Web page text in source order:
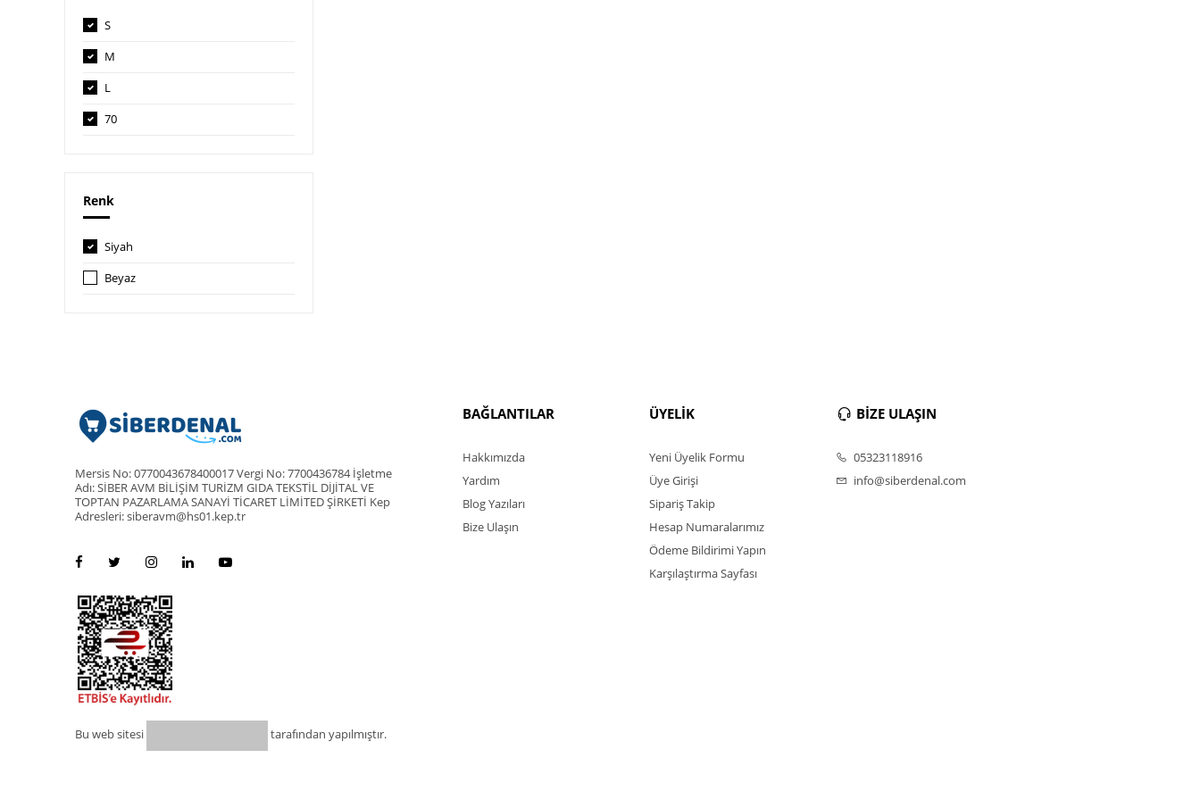
S
M
L
70
Renk
Siyah
Beyaz
Mersis No: 0770043678400017 Vergi No: 7700436784 İşletme
Adı: SİBER AVM BİLİŞİM TURİZM GIDA TEKSTİL DİJİTAL VE
TOPTAN PAZARLAMA SANAYİ TİCARET LİMİTED ŞİRKETİ Kep
Adresleri: siberavm@hs01.kep.tr
Bu web sitesi tarafından yapılmıştır.
BAĞLANTILAR
Hakkımızda
Yardım
Blog Yazıları
Bize Ulaşın
ÜYELİK
Yeni Üyelik Formu
Üye Girişi
Sipariş Takip
Hesap Numaralarımız
Ödeme Bildirimi Yapın
Karşılaştırma Sayfası
BİZE ULAŞIN
05323118916
info@siberdenal.com